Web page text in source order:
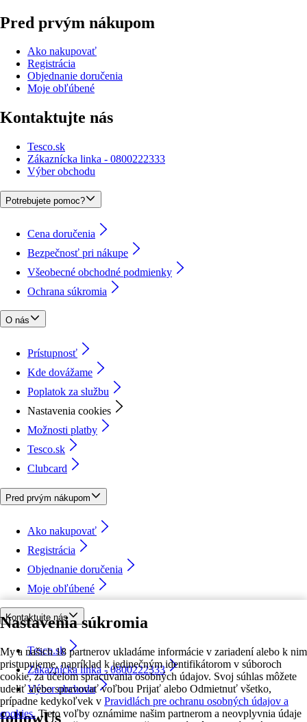
Nastavenia súkromia
My a našich 18 partnerov ukladáme informácie v zariadení alebo k nim
pristupujeme, napríklad k jedinečným identifikátorom v súboroch
cookie, za účelom spracúvania osobných údajov. Svoj súhlas môžete
udeliť alebo spravovať voľbou Prijať alebo Odmietnuť všetko,
prípadne kedykoľvek v Pravidlách pre ochranu osobných údajov a
cookies. Tieto voľby oznámime našim partnerom a neovplyvnia údaje
Pred prvým nákupom
Ako nakupovať
Registrácia
Objednanie doručenia
Moje obľúbené
Kontaktujte nás
Tesco.sk
Zákaznícka linka - 0800222333
Výber obchodu
Potrebujete pomoc?
Cena doručenia
Bezpečnosť pri nákupe
Všeobecné obchodné podmienky
Ochrana súkromia
O nás
Prístupnosť
Kde dovážame
Poplatok za službu
Nastavenia cookies
Možnosti platby
Tesco.sk
Clubcard
Pred prvým nákupom
Ako nakupovať
Registrácia
Objednanie doručenia
Moje obľúbené
Kontaktujte nás
Tesco.sk
Zákaznícka linka - 0800222333
Výber obchodu
followUs